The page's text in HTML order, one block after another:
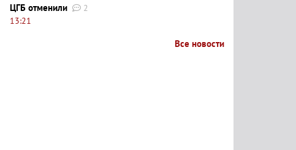
ЦГБ отменили
2
13:21
Все новости